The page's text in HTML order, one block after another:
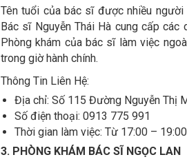
Tên tuổi của bác sĩ được nhiều
Bác sĩ Nguyễn Thái Hà cung cấp
Phòng khám của bác sĩ làm việc
trong giờ hành chính.
Thông Tin Liên Hệ:
Địa chỉ: Số 115 Đường Nguyễn Thị
Số điện thoại: 0913 775 991
Thời gian làm việc: Từ 17:00 –
3. PHÒNG KHÁM BÁC SĨ NGỌC LAN